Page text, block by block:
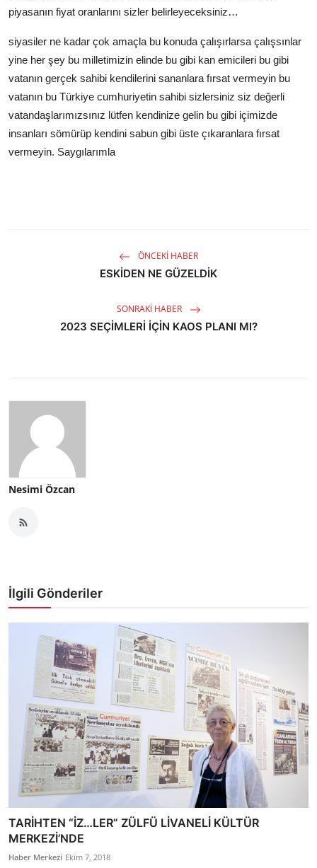
piyasanın fiyat oranlarını sizler belirleyeceksiniz…
siyasiler ne kadar çok amaçla bu konuda çalışırlarsa çalışsınlar
yine her şey bu milletimizin elinde bu gibi kan emicileri bu gibi
vatanın gerçek sahibi kendilerini sananlara fırsat vermeyin bu
vatanın bu Türkiye cumhuriyetin sahibi sizlersiniz siz değerli
vatandaşlarımızsınız lütfen kendinize gelin bu gibi içimizde
insanları sömürüp kendini sabun gibi üste çıkaranlara fırsat
vermeyin. Saygılarımla
ÖNCEKI HABER
ESKİDEN NE GÜZELDİK
SONRAKI HABER
2023 SEÇİMLERİ İÇİN KAOS PLANI MI?
Nesimi Özcan
İlgili Gönderiler
TARİHTEN “İZ…LER” ZÜLFÜ LİVANELİ KÜLTÜR
MERKEZİ’NDE
Haber Merkezi Ekim 7, 2018